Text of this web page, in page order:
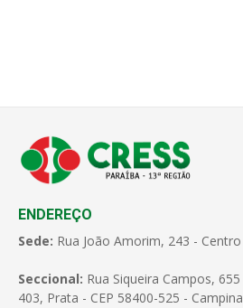
ENDEREÇO
Sede: Rua João Amorim, 243 -
Seccional: Rua Siqueira Campos,
403, Prata - CEP 58400-525 -